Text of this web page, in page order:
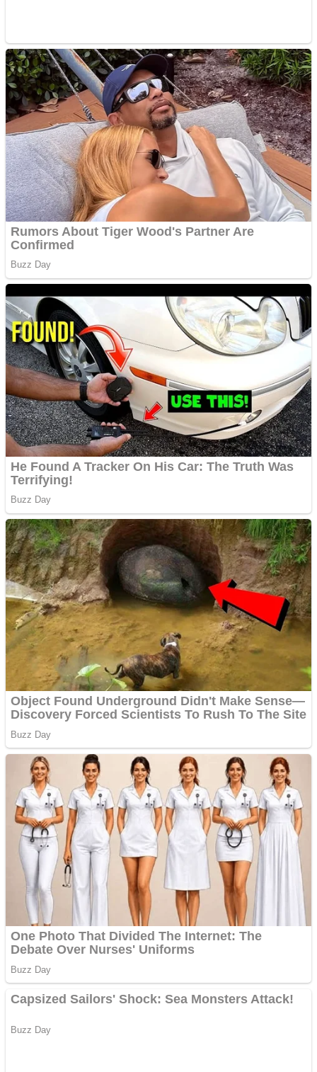
Aplică acum pentru toate
tipurile de împrumuturi
și obține bani urgent!
Curatare canapele
Bucuresti. Curatare
profesionala